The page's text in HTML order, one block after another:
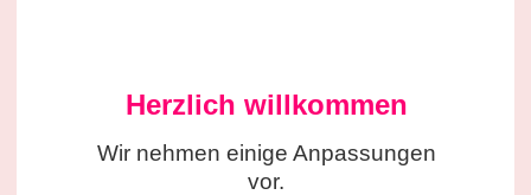
Herzlich willkommen
Wir nehmen einige Anpassungen
vor.